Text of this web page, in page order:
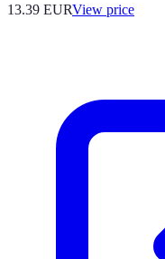
13.39 EURView price